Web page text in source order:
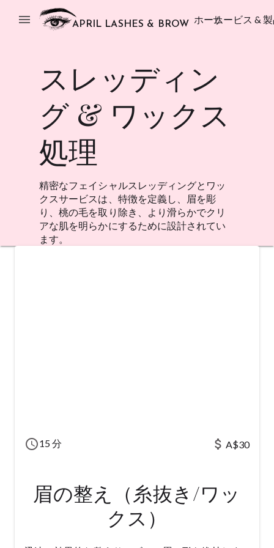
menu APRIL LASHES & BROW ホームサービス &
スレッディン
グ & ワックス
処理
精密なフェイシャルスレッディングとワッ
クスサービスは、特徴を定義し、眉を彫
り、桃の毛を取り除き、より滑らかでクリ
アな肌を明らかにするために設計されてい
ます。
schedule15 分 attach_money A$30
眉の整え（糸抜き/ワッ
クス）